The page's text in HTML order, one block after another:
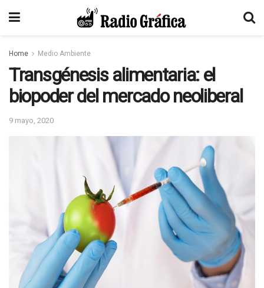
Home Medio Ambiente
Transgénesis alimentaria: el
biopoder del mercado neoliberal
9 mayo, 2020